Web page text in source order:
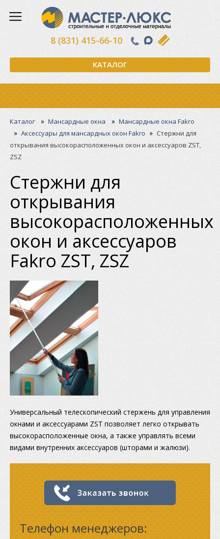
КАТАЛОГ
8 (831) 415-66-10
Каталог» Мансардные окна » Мансардные окна Fakro
» Аксессуары для мансардных окон Fakro » Стержни для
открывания высокорасположенных окон и аксессуаров ZST,
ZSZ
Стержни для
открывания
высокорасположенных
окон и аксессуаров
Fakro ZST, ZSZ
Универсальный телескопический стержень для управления
окнами и аксессуарами ZST позволяет легко открывать
высокорасположенные окна, а также управлять всеми
видами внутренних аксессуаров (шторами и жалюзи).
Телефон менеджеров: